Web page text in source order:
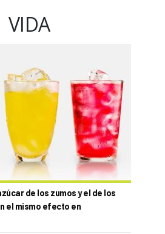
VIDA
de los zumos y el de los
el mismo efecto en